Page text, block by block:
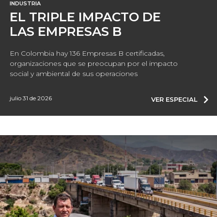
INDUSTRIA
EL TRIPLE IMPACTO DE
LAS EMPRESAS B
En Colombia hay 136 Empresas B certificadas,
organizaciones que se preocupan por el impacto
social y ambiental de sus operaciones
julio 31 de 2026 VER ESPECIAL